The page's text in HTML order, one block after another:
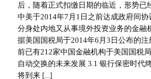
后，随着正式扣缴日期的临近，形势已
中美于2014年7月1日之前达成政府间
分身处内地又从事境外投资业务的金融
据美国国税局于2014年6月3日公布的
前已有212家中国金融机构于美国国税
自动交换的未来发展 3.1 银行保密时代
将到来 [...]